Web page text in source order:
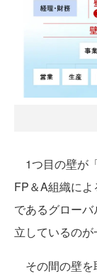
1つ目の壁が
FP＆A組織に
であるグロー
立しているのが
その間の壁を